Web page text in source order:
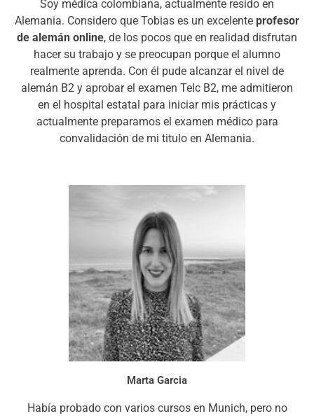
Soy médica colombiana, actualmente resido en
Alemania. Considero que Tobias es un excelente profesor
de alemán online, de los pocos que en realidad disfrutan
hacer su trabajo y se preocupan porque el alumno
realmente aprenda. Con él pude alcanzar el nivel de
alemán B2 y aprobar el examen Telc B2, me admitieron
en el hospital estatal para iniciar mis prácticas y
actualmente preparamos el examen médico para
convalidación de mi titulo en Alemania.
Marta Garcia
Había probado con varios cursos en Munich, pero no